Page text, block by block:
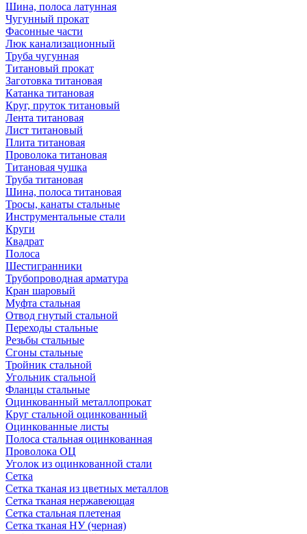
Шина, полоса латунная
Чугунный прокат
Фасонные части
Люк канализационный
Труба чугунная
Титановый прокат
Заготовка титановая
Катанка титановая
Круг, пруток титановый
Лента титановая
Лист титановый
Плита титановая
Проволока титановая
Титановая чушка
Труба титановая
Шина, полоса титановая
Тросы, канаты стальные
Инструментальные стали
Круги
Квадрат
Полоса
Шестигранники
Трубопроводная арматура
Кран шаровый
Муфта стальная
Отвод гнутый стальной
Переходы стальные
Резьбы стальные
Сгоны стальные
Тройник стальной
Угольник стальной
Фланцы стальные
Оцинкованный металлопрокат
Круг стальной оцинкованный
Оцинкованные листы
Полоса стальная оцинкованная
Проволока ОЦ
Уголок из оцинкованной стали
Сетка
Сетка тканая из цветных металлов
Сетка тканая нержавеющая
Сетка стальная плетеная
Сетка тканая НУ (черная)